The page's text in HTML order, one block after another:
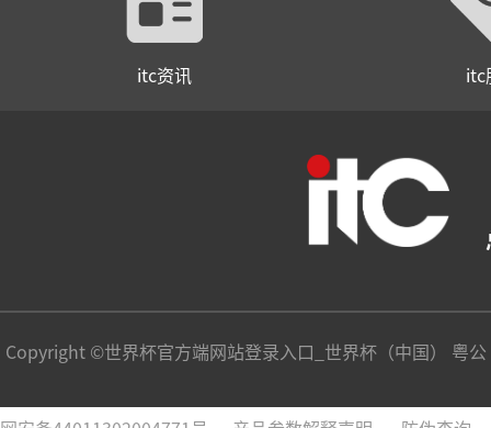
itc资讯 itc
Copyright ©世界杯官方端网站登录入口_世界杯（中国） 粤公